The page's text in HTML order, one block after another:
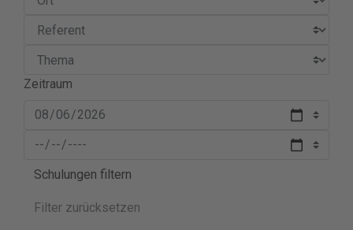
Zeitraum
Schulungen filtern
Filter zurücksetzen